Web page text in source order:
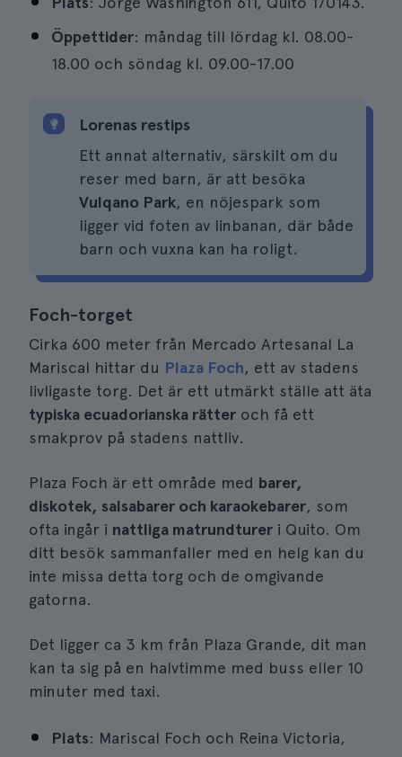
Öppettider: måndag till lördag kl. 08.00-
18.00 och söndag kl. 09.00-17.00
Lorenas restips
Ett annat alternativ, särskilt om du
reser med barn, är att besöka
Vulqano Park, en nöjespark som
ligger vid foten av linbanan, där både
barn och vuxna kan ha roligt.
Foch-torget
Cirka 600 meter från Mercado Artesanal La
Mariscal hittar du Plaza Foch, ett av stadens
livligaste torg. Det är ett utmärkt ställe att äta
typiska ecuadorianska rätter och få ett
smakprov på stadens nattliv.
Plaza Foch är ett område med barer,
diskotek, salsabarer och karaokebarer, som
ofta ingår i nattliga matrundturer i Quito. Om
ditt besök sammanfaller med en helg kan du
inte missa detta torg och de omgivande
gatorna.
Det ligger ca 3 km från Plaza Grande, dit man
kan ta sig på en halvtimme med buss eller 10
minuter med taxi.
Plats: Mariscal Foch och Reina Victoria,